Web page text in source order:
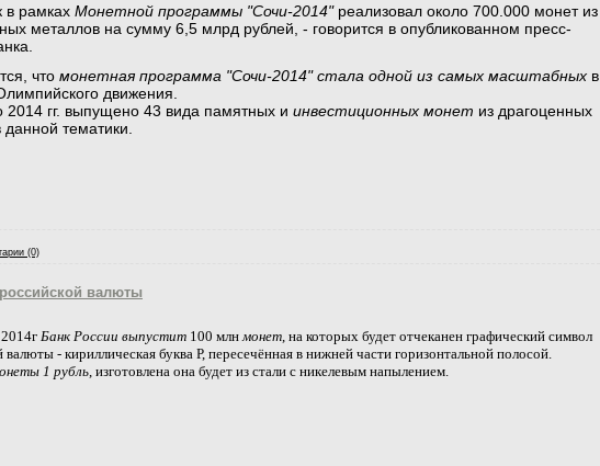
в рамках Монетной программы "Сочи-2014"реализовал около 700.000 монет из
металлов на сумму 6,5 млрд рублей, - говорится в опубликованном пресс-
что монетная программа "Сочи-2014" стала одной из самых масштабных в
движения.
2014 гг. выпущено 43 вида памятных и инвестиционных монет из драгоценных
тематики.
(0)
валюты
Банк России выпустит 100 млн монет , на которых будет отчеканен графический символ
валюты - кириллическая буква Р, пересечённая в нижней части горизонтальной полосой.
1 рубль , изготовлена она будет из стали с никелевым напылением.